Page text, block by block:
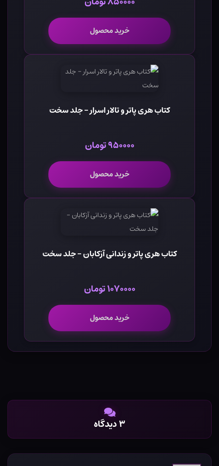
خرید محصول
کتاب هری پاتر و تالار اسرار - جلد سخت
۹۵۰۰۰۰ تومان
خرید محصول
کتاب هری پاتر و زندانی آزکابان - جلد سخت
۱۰۷۰۰۰۰ تومان
خرید محصول
۳ دیدگاه